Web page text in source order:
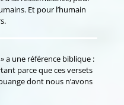
Et pour l’humain
a une référence biblique :
parce que ces versets
dont nous n’avons